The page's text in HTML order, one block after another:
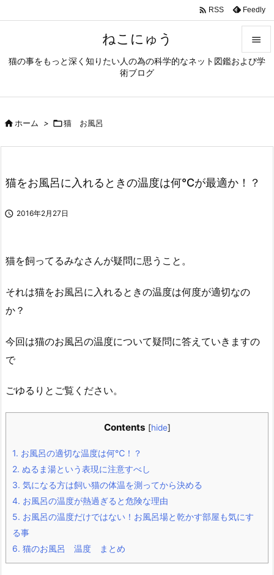
ねこにゅう
猫の事をもっと深く知りたい人の為の科学的なネット図鑑および学
術ブログ



 RSS Feedly
ホーム > 猫 お風呂
猫をお風呂に入れるときの温度は何℃が最適か！？
 2016年2月27日
猫を飼ってるみなさんが疑問に思うこと。
それは猫をお風呂に入れるときの温度は何度が適切なの
か？
今回は猫のお風呂の温度について疑問に答えていきますの
で
ごゆるりとご覧ください。
Contents [hide]
1. お風呂の適切な温度は何℃！？
2. ぬるま湯という表現に注意すべし
3. 気になる方は飼い猫の体温を測ってから決める
4. お風呂の温度が熱過ぎると危険な理由
5. お風呂の温度だけではない！お風呂場と乾かす部屋も気にす
る事
6. 猫のお風呂 温度 まとめ